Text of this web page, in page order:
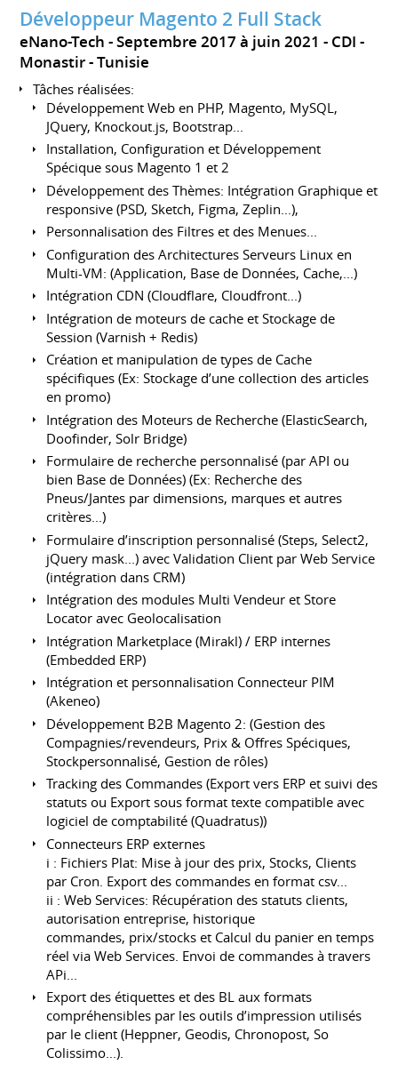
Développeur Magento 2 Full Stack
eNano-Tech Septembre 2017 à juin 2021 CDI
Monastir
Tunisie
Tâches réalisées:
Développement Web en PHP, Magento, MySQL,
JQuery, Knockout.js, Bootstrap...
Installation, Configuration et Développement
Spécique sous Magento 1 et 2
Développement des Thèmes: Intégration Graphique et
responsive (PSD, Sketch, Figma, Zeplin...),
Personnalisation des Filtres et des Menues...
Configuration des Architectures Serveurs Linux en
Multi-VM: (Application, Base de Données, Cache,...)
Intégration CDN (Cloudflare, Cloudfront...)
Intégration de moteurs de cache et Stockage de
Session (Varnish + Redis)
Création et manipulation de types de Cache
spécifiques (Ex: Stockage d’une collection des articles
en promo)
Intégration des Moteurs de Recherche (ElasticSearch,
Doofinder, Solr Bridge)
Formulaire de recherche personnalisé (par API ou
bien Base de Données) (Ex: Recherche des
Pneus/Jantes par dimensions, marques et autres
critères...)
Formulaire d’inscription personnalisé (Steps, Select2,
jQuery mask...) avec Validation Client par Web Service
(intégration dans CRM)
Intégration des modules Multi Vendeur et Store
Locator avec Geolocalisation
Intégration Marketplace (Mirakl) / ERP internes
(Embedded ERP)
Intégration et personnalisation Connecteur PIM
(Akeneo)
Développement B2B Magento 2: (Gestion des
Compagnies/revendeurs, Prix & Offres Spéciques,
Stockpersonnalisé, Gestion de rôles)
Tracking des Commandes (Export vers ERP et suivi des
statuts ou Export sous format texte compatible avec
logiciel de comptabilité (Quadratus))
Connecteurs ERP externes
i : Fichiers Plat: Mise à jour des prix, Stocks, Clients
par Cron. Export des commandes en format csv...
ii : Web Services: Récupération des statuts clients,
autorisation entreprise, historique
commandes, prix/stocks et Calcul du panier en temps
réel via Web Services. Envoi de commandes à travers
APi...
Export des étiquettes et des BL aux formats
compréhensibles par les outils d’impression utilisés
par le client (Heppner, Geodis, Chronopost, So
Colissimo...).